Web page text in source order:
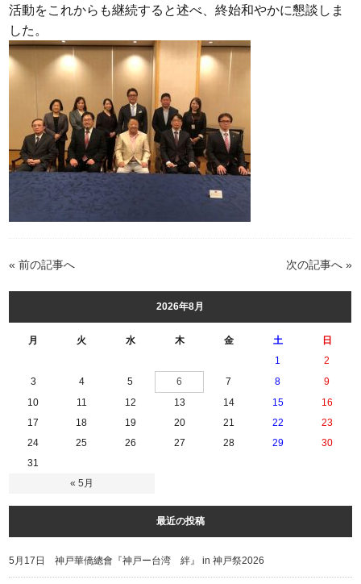
活動をこれからも継続すると述べ、終始和やかに懇談しま
した。
« 前の記事へ 次の記事へ »
2026年8月
月 火 水 木 金 土 日
« 5月
1
2
3
4 5 6 7 8
9
10
11 12 13 14 15
16
17
18 19 20 21 22
23
24
25 26 27 28 29
30
31
最近の投稿
5月17日 神戸華僑總會『神戸ー台湾 絆』 in 神戸祭2026